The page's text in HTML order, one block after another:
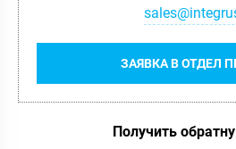
ЗАЯВКА В ОТДЕЛ
Получить